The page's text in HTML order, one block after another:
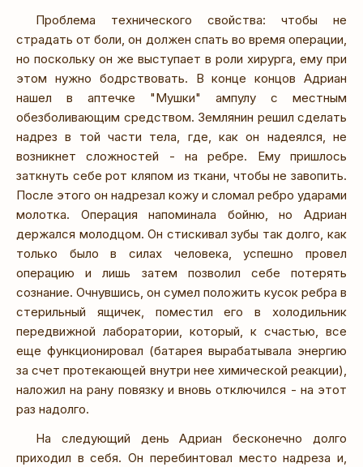
Проблема технического свойства: чтобы не
страдать от боли, он должен спать во время операции,
но поскольку он же выступает в роли хирурга, ему при
этом нужно бодрствовать. В конце концов Адриан
нашел в аптечке "Мушки" ампулу с местным
обезболивающим средством. Землянин решил сделать
надрез в той части тела, где, как он надеялся, не
возникнет сложностей - на ребре. Ему пришлось
заткнуть себе рот кляпом из ткани, чтобы не завопить.
После этого он надрезал кожу и сломал ребро ударами
молотка. Операция напоминала бойню, но Адриан
держался молодцом. Он стискивал зубы так долго, как
только было в силах человека, успешно провел
операцию и лишь затем позволил себе потерять
сознание. Очнувшись, он сумел положить кусок ребра в
стерильный ящичек, поместил его в холодильник
передвижной лаборатории, который, к счастью, все
еще функционировал (батарея вырабатывала энергию
за счет протекающей внутри нее химической реакции),
наложил на рану повязку и вновь отключился - на этот
раз надолго.
На следующий день Адриан бесконечно долго
приходил в себя. Он перебинтовал место надреза и,